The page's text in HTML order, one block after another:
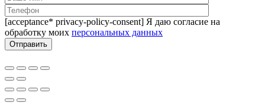
[acceptance* privacy-policy-consent] Я даю согласие на
обработку моих персональных данных